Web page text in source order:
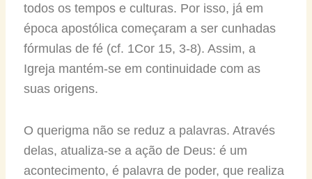
todos os tempos e culturas. Por isso, já em
época apostólica começaram a ser cunhadas
fórmulas de fé (cf. 1Cor 15, 3-8). Assim, a
Igreja mantém-se em continuidade com as
suas origens.
O querigma não se reduz a palavras. Através
delas, atualiza-se a ação de Deus: é um
acontecimento, é palavra de poder, que realiza